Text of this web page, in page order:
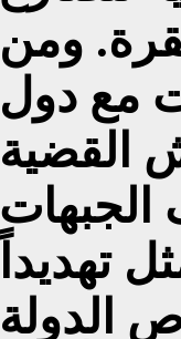
ومن
مع دول
القضية
الجبهات
تهديداً
الدولة